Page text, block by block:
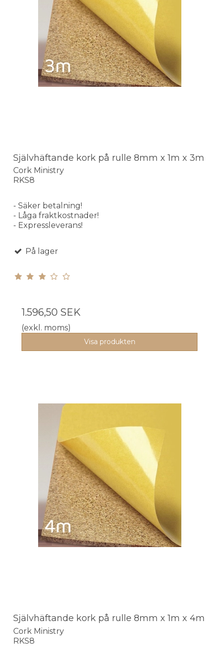
Självhäftande kork på rulle 8mm x 1m x 3m
Cork Ministry
RKS8
- Säker betalning!
- Låga fraktkostnader!
- Expressleverans!
På lager
1.596,50 SEK
(exkl. moms)
Visa produkten
Självhäftande kork på rulle 8mm x 1m x 4m
Cork Ministry
RKS8